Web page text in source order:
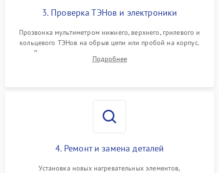
3. Проверка ТЭНов и электроники
Прозвонка мультиметром нижнего, верхнего, грилевого и
кольцевого ТЭНов на обрыв цепи или пробой на корпус.
Диагностика термостата, датчиков температуры,
переключателя режимов и мотора конвекции.
Подробнее
4. Ремонт и замена деталей
Установка новых нагревательных элементов,